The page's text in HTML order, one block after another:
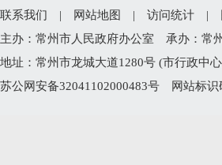
联系我们 | 网站地图 | 访问统计 |
主办：常州市人民政府办公室 承办：常
地址：常州市龙城大道1280号 (市行政中
苏公网安备32041102000483号 网站标识